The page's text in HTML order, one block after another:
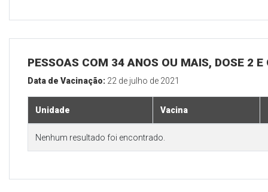
PESSOAS COM 34 ANOS OU MAIS, DOSE 2 E
Data de Vacinação: 22 de julho de 2021
Unidade Vacina
Nenhum resultado foi encontrado.